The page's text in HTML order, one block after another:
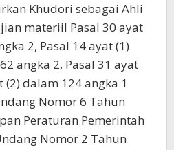
Khudori sebagai Ahli
materiil Pasal 30 ayat
2, Pasal 14 ayat (1)
angka 2, Pasal 31 ayat
(2) dalam 124 angka 1
Nomor 6 Tahun
Peraturan Pemerintah
Nomor 2 Tahun